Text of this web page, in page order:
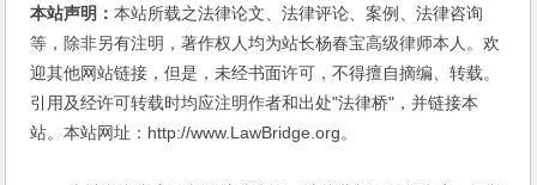
本站声明：本站所载之法律论文、法律评论、案例、法律咨询
等，除非另有注明，著作权人均为站长杨春宝高级律师本人。欢
迎其他网站链接，但是，未经书面许可，不得擅自摘编、转载。
引用及经许可转载时均应注明作者和出处"法律桥"，并链接本
站。本站网址：http://www.LawBridge.org。